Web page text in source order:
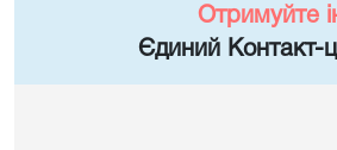
Отримуйте
Єдиний Контакт-